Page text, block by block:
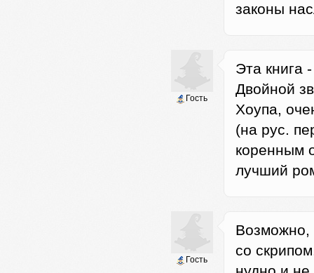
законы
Гость
Эта книга
Двойной
Хоупа,
(на рус.
коренным
лучший
Гость
Возможно,
со